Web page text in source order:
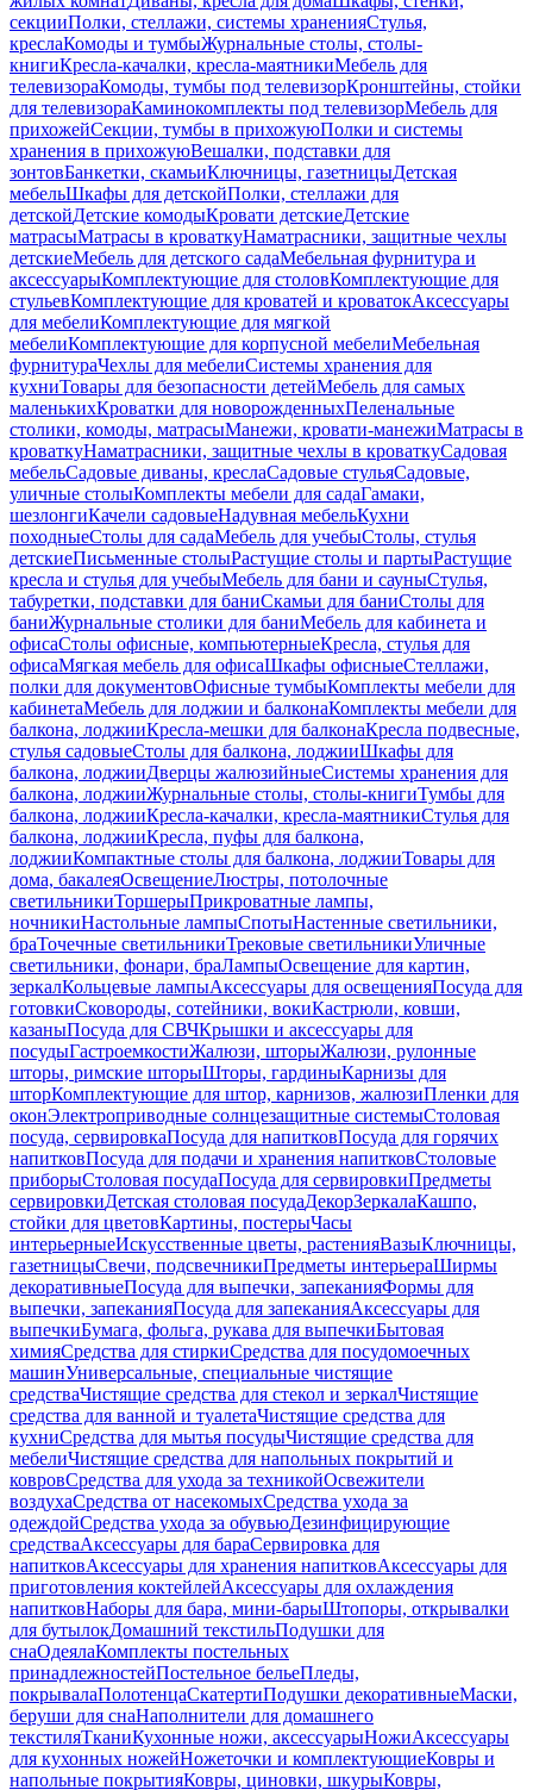
секцииПолки, стеллажи, системы храненияСтулья,
креслаКомоды и тумбыЖурнальные столы, столы-
книгиКресла-качалки, кресла-маятникиМебель для
телевизораКомоды, тумбы под телевизорКронштейны, стойки
для телевизораКаминокомплекты под телевизорМебель для
прихожейСекции, тумбы в прихожуюПолки и системы
хранения в прихожуюВешалки, подставки для
зонтовБанкетки, скамьиКлючницы, газетницыДетская
мебельШкафы для детскойПолки, стеллажи для
детскойДетские комодыКровати детскиеДетские
матрасыМатрасы в кроваткуНаматрасники, защитные чехлы
детскиеМебель для детского садаМебельная фурнитура и
аксессуарыКомплектующие для столовКомплектующие для
стульевКомплектующие для кроватей и кроватокАксессуары
для мебелиКомплектующие для мягкой
мебелиКомплектующие для корпусной мебелиМебельная
фурнитураЧехлы для мебелиСистемы хранения для
кухниТовары для безопасности детейМебель для самых
маленькихКроватки для новорожденныхПеленальные
столики, комоды, матрасыМанежи, кровати-манежиМатрасы в
кроваткуНаматрасники, защитные чехлы в кроваткуСадовая
мебельСадовые диваны, креслаСадовые стульяСадовые,
уличные столыКомплекты мебели для садаГамаки,
шезлонгиКачели садовыеНадувная мебельКухни
походныеСтолы для садаМебель для учебыСтолы, стулья
детскиеПисьменные столыРастущие столы и партыРастущие
кресла и стулья для учебыМебель для бани и сауныСтулья,
табуретки, подставки для баниСкамьи для баниСтолы для
баниЖурнальные столики для баниМебель для кабинета и
офисаСтолы офисные, компьютерныеКресла, стулья для
офисаМягкая мебель для офисаШкафы офисныеСтеллажи,
полки для документовОфисные тумбыКомплекты мебели для
кабинетаМебель для лоджии и балконаКомплекты мебели для
балкона, лоджииКресла-мешки для балконаКресла подвесные,
стулья садовыеСтолы для балкона, лоджииШкафы для
балкона, лоджииДверцы жалюзийныеСистемы хранения для
балкона, лоджииЖурнальные столы, столы-книгиТумбы для
балкона, лоджииКресла-качалки, кресла-маятникиСтулья для
балкона, лоджииКресла, пуфы для балкона,
лоджииКомпактные столы для балкона, лоджииТовары для
дома, бакалеяОсвещениеЛюстры, потолочные
светильникиТоршерыПрикроватные лампы,
ночникиНастольные лампыСпотыНастенные светильники,
браТочечные светильникиТрековые светильникиУличные
светильники, фонари, браЛампыОсвещение для картин,
зеркалКольцевые лампыАксессуары для освещенияПосуда для
готовкиСковороды, сотейники, вокиКастрюли, ковши,
казаныПосуда для СВЧКрышки и аксессуары для
посудыГастроемкостиЖалюзи, шторыЖалюзи, рулонные
шторы, римские шторыШторы, гардиныКарнизы для
шторКомплектующие для штор, карнизов, жалюзиПленки для
оконЭлектроприводные солнцезащитные системыСтоловая
посуда, сервировкаПосуда для напитковПосуда для горячих
напитковПосуда для подачи и хранения напитковСтоловые
приборыСтоловая посудаПосуда для сервировкиПредметы
сервировкиДетская столовая посудаДекорЗеркалаКашпо,
стойки для цветовКартины, постерыЧасы
интерьерныеИскусственные цветы, растенияВазыКлючницы,
газетницыСвечи, подсвечникиПредметы интерьераШирмы
декоративныеПосуда для выпечки, запеканияФормы для
выпечки, запеканияПосуда для запеканияАксессуары для
выпечкиБумага, фольга, рукава для выпечкиБытовая
химияСредства для стиркиСредства для посудомоечных
машинУниверсальные, специальные чистящие
средстваЧистящие средства для стекол и зеркалЧистящие
средства для ванной и туалетаЧистящие средства для
кухниСредства для мытья посудыЧистящие средства для
мебелиЧистящие средства для напольных покрытий и
ковровСредства для ухода за техникойОсвежители
воздухаСредства от насекомыхСредства ухода за
одеждойСредства ухода за обувьюДезинфицирующие
средстваАксессуары для бараСервировка для
напитковАксессуары для хранения напитковАксессуары для
приготовления коктейлейАксессуары для охлаждения
напитковНаборы для бара, мини-барыШтопоры, открывалки
для бутылокДомашний текстильПодушки для
снаОдеялаКомплекты постельных
принадлежностейПостельное бельеПледы,
покрывалаПолотенцаСкатертиПодушки декоративныеМаски,
беруши для снаНаполнители для домашнего
текстиляТканиКухонные ножи, аксессуарыНожиАксессуары
для кухонных ножейНожеточки и комплектующиеКовры и
напольные покрытияКовры, циновки, шкурыКовры,